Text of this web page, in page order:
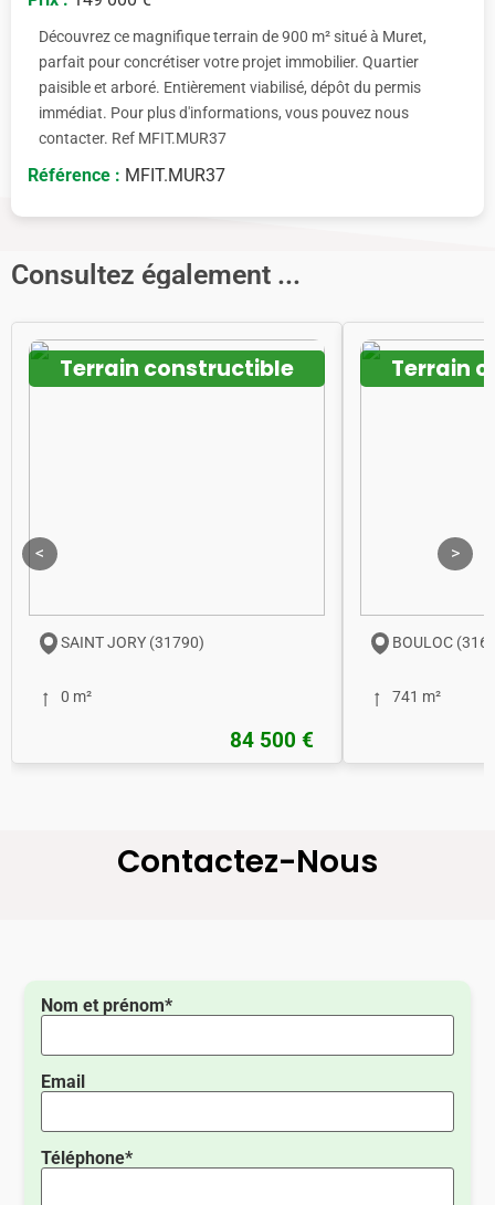
Découvrez ce magnifique terrain de 900 m² situé à Muret,
parfait pour concrétiser votre projet immobilier. Quartier
paisible et arboré. Entièrement viabilisé, dépôt du permis
immédiat. Pour plus d'informations, vous pouvez nous
contacter. Ref MFIT.MUR37
Référence : MFIT.MUR37
Consultez également ...
<
Terrain constructible
SAINT JORY (31790)
0 m²
84 500 €
Terrain
BOULOC
741 m²
>
Contactez-Nous
Nom et prénom*
Email
Téléphone*